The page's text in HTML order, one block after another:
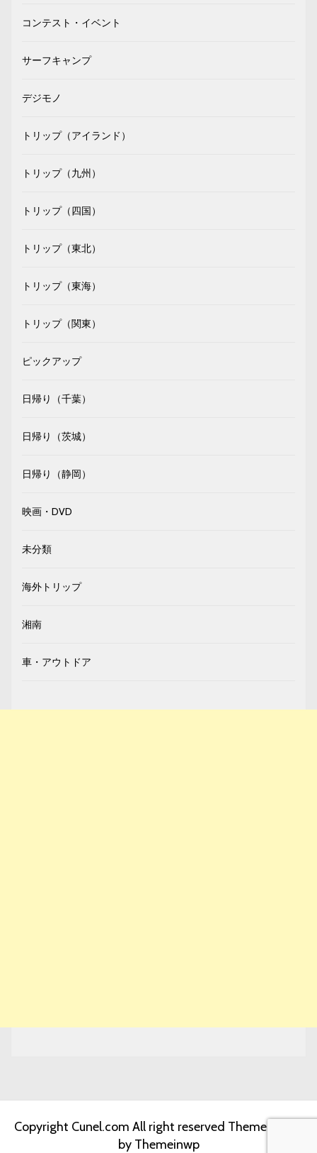
コンテスト・イベント
サーフキャンプ
デジモノ
トリップ（アイランド）
トリップ（九州）
トリップ（四国）
トリップ（東北）
トリップ（東海）
トリップ（関東）
ピックアップ
日帰り（千葉）
日帰り（茨城）
日帰り（静岡）
映画・DVD
未分類
海外トリップ
湘南
車・アウトドア
Copyright Cunel.com All right reserved Theme: Jumla
by Themeinwp